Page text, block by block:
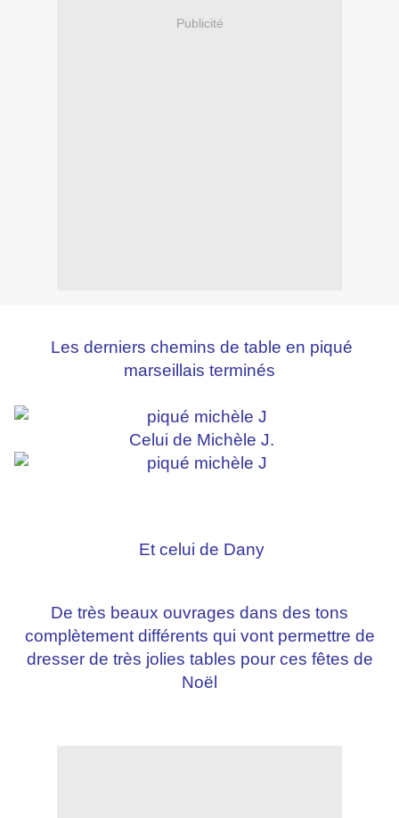
Publicité
Les derniers chemins de table en piqué
marseillais terminés
Celui de Michèle J.
Et celui de Dany
De très beaux ouvrages dans des tons
complètement différents qui vont permettre de
dresser de très jolies tables pour ces fêtes de
Noël